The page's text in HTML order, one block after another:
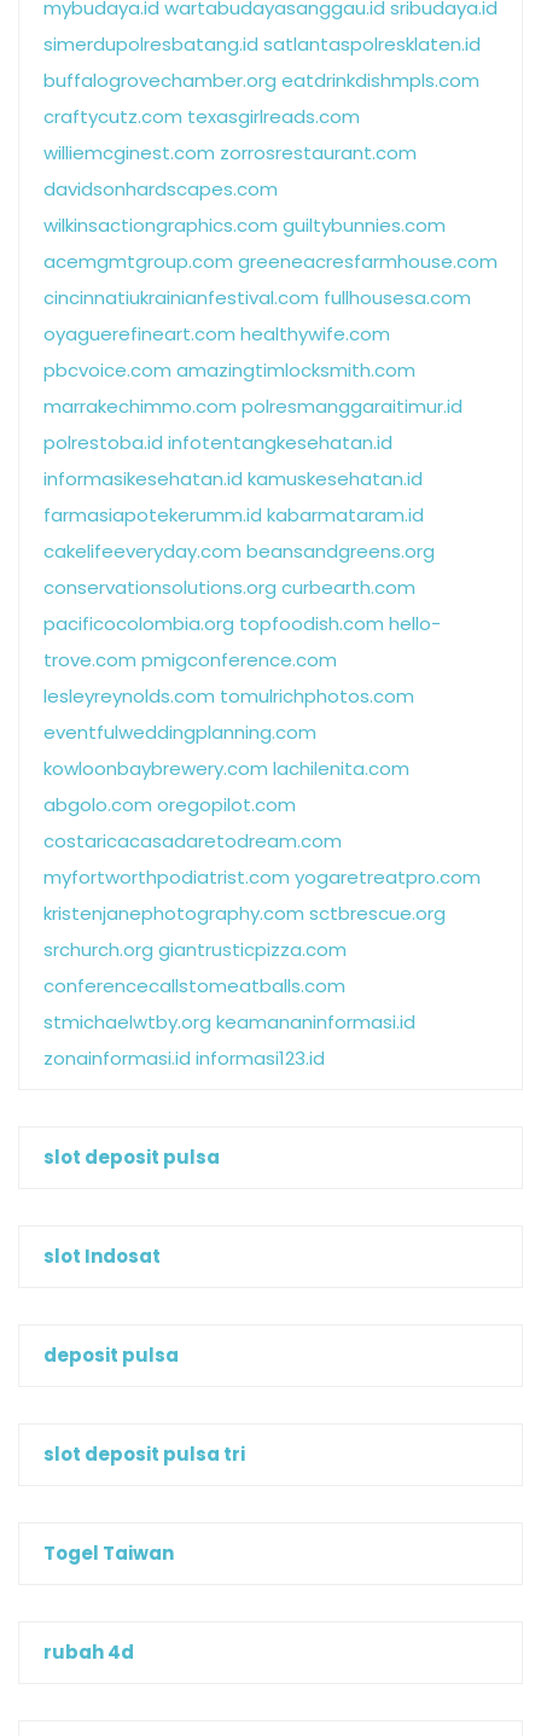
mybudaya.id wartabudayasanggau.id sribudaya.id
simerdupolresbatang.id satlantaspolresklaten.id
buffalogrovechamber.org eatdrinkdishmpls.com
craftycutz.com texasgirlreads.com
williemcginest.com zorrosrestaurant.com
davidsonhardscapes.com
wilkinsactiongraphics.com guiltybunnies.com
acemgmtgroup.com greeneacresfarmhouse.com
cincinnatiukrainianfestival.com fullhousesa.com
oyaguerefineart.com healthywife.com
pbcvoice.com amazingtimlocksmith.com
marrakechimmo.com polresmanggaraitimur.id
polrestoba.id infotentangkesehatan.id
informasikesehatan.id kamuskesehatan.id
farmasiapotekerumm.id kabarmataram.id
cakelifeeveryday.com beansandgreens.org
conservationsolutions.org curbearth.com
pacificocolombia.org topfoodish.com hello-
trove.com pmigconference.com
lesleyreynolds.com tomulrichphotos.com
eventfulweddingplanning.com
kowloonbaybrewery.com lachilenita.com
abgolo.com oregopilot.com
costaricacasadaretodream.com
myfortworthpodiatrist.com yogaretreatpro.com
kristenjanephotography.com sctbrescue.org
srchurch.org giantrusticpizza.com
conferencecallstomeatballs.com
stmichaelwtby.org keamananinformasi.id
zonainformasi.id informasi123.id
slot deposit pulsa
slot Indosat
deposit pulsa
slot deposit pulsa tri
Togel Taiwan
rubah 4d